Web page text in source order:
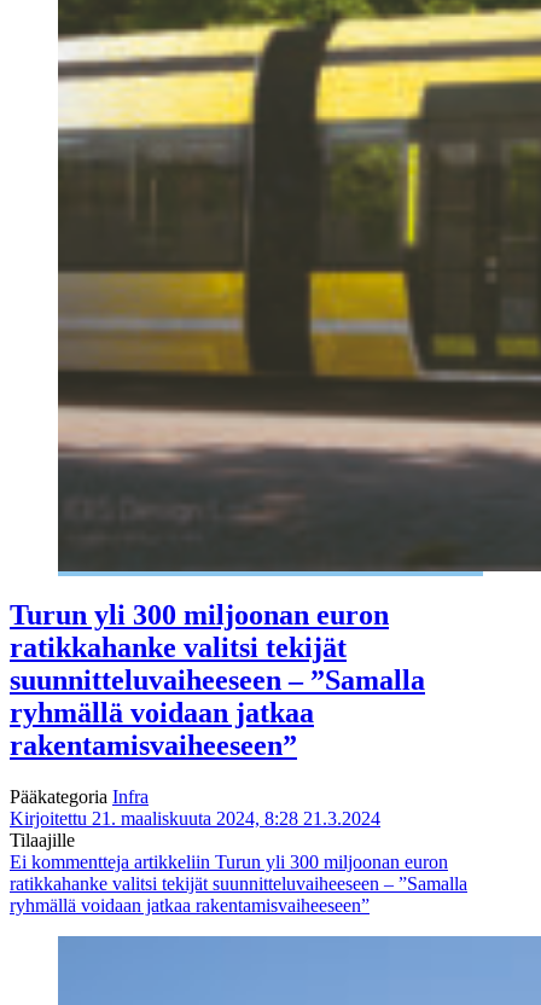
Turun yli 300 miljoonan euron
ratikkahanke valitsi tekijät
suunnitteluvaiheeseen – ”Samalla
ryhmällä voidaan jatkaa
rakentamisvaiheeseen”
Pääkategoria Infra
Kirjoitettu 21. maaliskuuta 2024, 8:28 21.3.2024
Tilaajille
Ei kommentteja artikkeliin Turun yli 300 miljoonan euron
ratikkahanke valitsi tekijät suunnitteluvaiheeseen – ”Samalla
ryhmällä voidaan jatkaa rakentamisvaiheeseen”